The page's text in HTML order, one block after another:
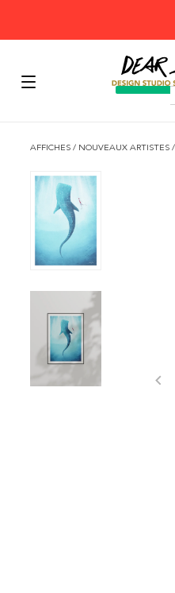
AFFICHES / NOUVEAUX ARTISTES /